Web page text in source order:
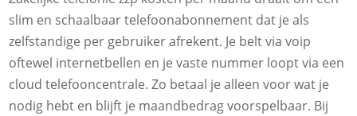
slim en schaalbaar telefoonabonnement dat je als
zelfstandige per gebruiker afrekent. Je belt via voip
oftewel internetbellen en je vaste nummer loopt via een
cloud telefooncentrale. Zo betaal je alleen voor wat je
nodig hebt en blijft je maandbedrag voorspelbaar. Bij